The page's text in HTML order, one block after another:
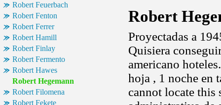
Robert Feuerbach
Robert Fenton
Robert Ferrer
Robert Hamill
Robert Finlay
Robert Fermento
Robert Hawes
Robert Hegemann
Robert Filomena
Robert Fekete
Robert
Proyectadas a
Quisiera
americano
hoja , 1 noche en
cannot locate this